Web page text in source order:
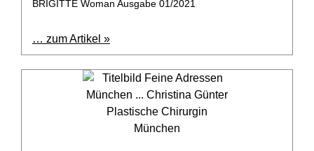
BRIGITTE Woman Ausgabe 01/2021
… zum Artikel »